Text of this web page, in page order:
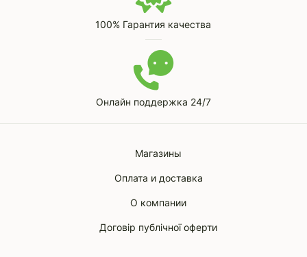
100% Гарантия качества
Онлайн поддержка 24/7
Магазины
Оплата и доставка
О компании
Договір публічної оферти